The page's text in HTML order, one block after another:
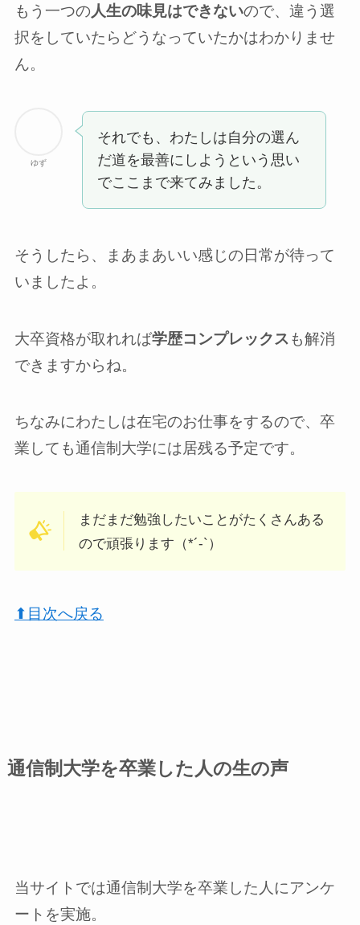
もう一つの人生の味見はできないので、違う選
択をしていたらどうなっていたかはわかりませ
ん。
ゆず
それでも、わたしは自分の選ん
だ道を最善にしようという思い
でここまで来てみました。
そうしたら、まあまあいい感じの日常が待って
いましたよ。
大卒資格が取れれば学歴コンプレックス も解消
できますからね。
ちなみにわたしは在宅のお仕事をするので、卒
業しても通信制大学には居残る予定です。
まだまだ勉強したいことがたくさんある
ので頑張ります（*´-`）
⬆︎目次へ戻る
通信制大学を卒業した人の生の声
当サイトでは通信制大学を卒業した人にアンケ
ートを実施。